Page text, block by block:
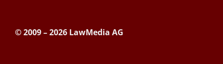
© 2009 – 2026 LawMedia AG